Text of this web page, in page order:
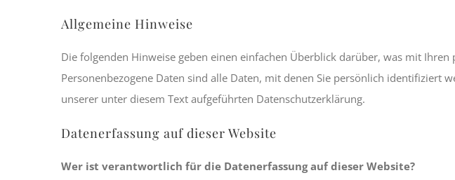
Allgemeine Hinweise
Die folgenden Hinweise geben einen einfachen Überblick darüber, was mit
Personenbezogene Daten sind alle Daten, mit denen Sie persönlich identifiziert
unserer unter diesem Text aufgeführten Datenschutzerklärung.
Datenerfassung auf dieser Website
Wer ist verantwortlich für die Datenerfassung auf dieser Website?